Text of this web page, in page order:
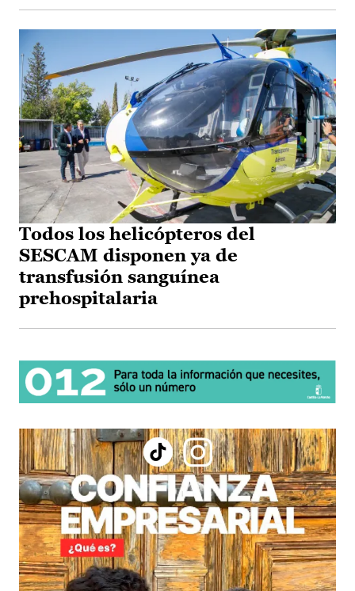
Todos los helicópteros del
SESCAM disponen ya de
transfusión sanguínea
prehospitalaria